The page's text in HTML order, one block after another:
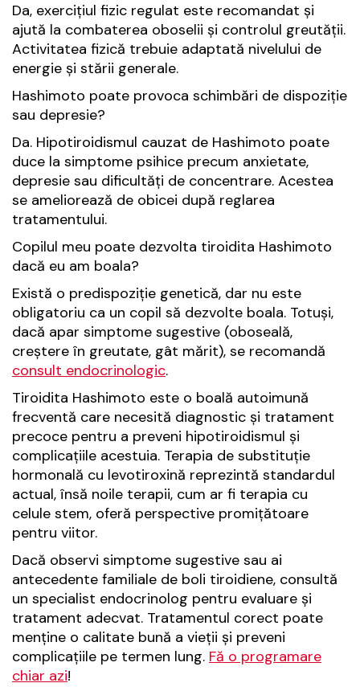
Da, exercițiul fizic regulat este recomandat și
ajută la combaterea oboselii și controlul greutății.
Activitatea fizică trebuie adaptată nivelului de
energie și stării generale.
Hashimoto poate provoca schimbări de dispoziție
sau depresie?
Da. Hipotiroidismul cauzat de Hashimoto poate
duce la simptome psihice precum anxietate,
depresie sau dificultăți de concentrare. Acestea
se ameliorează de obicei după reglarea
tratamentului.
Copilul meu poate dezvolta tiroidita Hashimoto
dacă eu am boala?
Există o predispoziție genetică, dar nu este
obligatoriu ca un copil să dezvolte boala. Totuși,
dacă apar simptome sugestive (oboseală,
creștere în greutate, gât mărit), se recomandă
consult endocrinologic.
Tiroidita Hashimoto este o boală autoimună
frecventă care necesită diagnostic și tratament
precoce pentru a preveni hipotiroidismul și
complicațiile acestuia. Terapia de substituție
hormonală cu levotiroxină reprezintă standardul
actual, însă noile terapii, cum ar fi terapia cu
celule stem, oferă perspective promițătoare
pentru viitor.
Dacă observi simptome sugestive sau ai
antecedente familiale de boli tiroidiene, consultă
un specialist endocrinolog pentru evaluare și
tratament adecvat. Tratamentul corect poate
menține o calitate bună a vieții și preveni
complicațiile pe termen lung. Fă o programare
chiar azi!